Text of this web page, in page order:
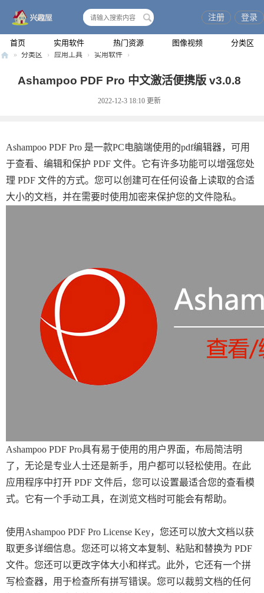
首页 实用软件 热门资源 图像视频 分类区
注册 登录
» 分类区 › 应用工具 › 实用软件 ›
Ashampoo PDF Pro 中文激活便携版 v3.0.8
2022-12-3 18:10 更新
Ashampoo PDF Pro 是一款PC电脑端使用的pdf编辑器，可用
于查看、编辑和保护 PDF 文件。它有许多功能可以增强您处
理 PDF 文件的方式。您可以创建可在任何设备上读取的合适
大小的文档，并在需要时使用加密来保护您的文件隐私。
Ashampoo PDF Pro具有易于使用的用户界面，布局简洁明
了，无论是专业人士还是新手，用户都可以轻松使用。在此
应用程序中打开 PDF 文件后，您可以设置最适合您的查看模
式。它有一个手动工具，在浏览文档时可能会有帮助。
使用Ashampoo PDF Pro License Key，您还可以放大文档以获
取更多详细信息。您还可以将文本复制、粘贴和替换为 PDF
文件。您还可以更改字体大小和样式。此外，它还有一个拼
写检查器，用于检查所有拼写错误。您可以裁剪文档的任何